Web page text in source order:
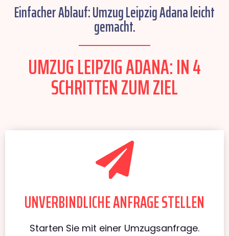
Einfacher Ablauf: Umzug Leipzig Adana leicht
gemacht.
UMZUG LEIPZIG ADANA: IN 4
SCHRITTEN ZUM ZIEL
UNVERBINDLICHE ANFRAGE STELLEN
Starten Sie mit einer Umzugsanfrage.